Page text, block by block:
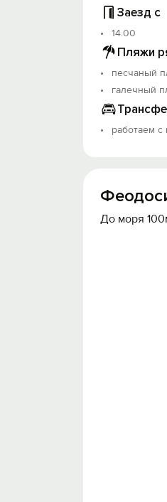
Заезд с
14.00
Пляжи
песчаный
галечный
работаем с
До моря